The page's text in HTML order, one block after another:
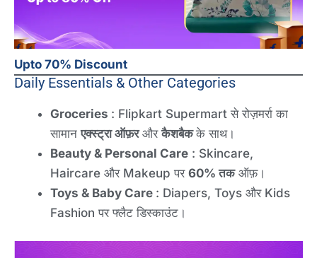
Upto 70% Discount
Daily Essentials & Other Categories
Groceries : Flipkart Supermart से रोज़मर्रा का
सामानएक्स्ट्रा ऑफ़रऔरकैशबैकके साथ।
Beauty & Personal Care : Skincare,
Haircare और Makeup पर 60% तकऑफ़।
Toys & Baby Care : Diapers, Toys और Kids
Fashion पर फ्लैट डिस्काउंट।